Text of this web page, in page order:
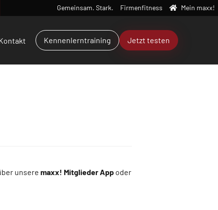
Gemeinsam. Stark. Firmenfitness Mein maxx!
Kennenlerntraining Jetzt testen
unsere maxx! Mitglieder Appoder